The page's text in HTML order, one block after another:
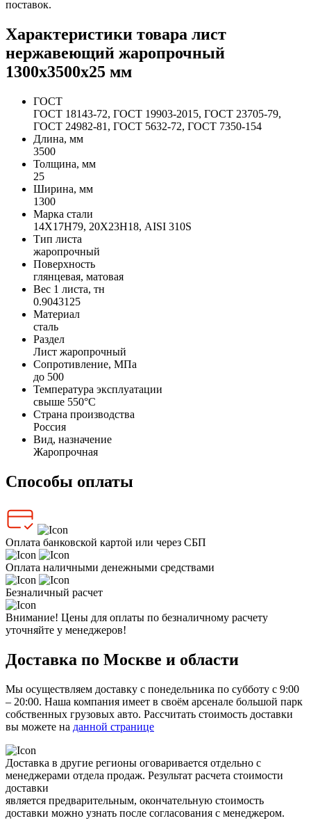
поставок.
Характеристики товара лист
нержавеющий жаропрочный
1300х3500х25 мм
ГОСТ
ГОСТ 18143-72, ГОСТ 19903-2015, ГОСТ 23705-79,
ГОСТ 24982-81, ГОСТ 5632-72, ГОСТ 7350-154
Длина, мм
3500
Толщина, мм
25
Ширина, мм
1300
Марка стали
14Х17Н79, 20Х23Н18, AISI 310S
Тип листа
жаропрочный
Поверхность
глянцевая, матовая
Вес 1 листа, тн
0.9043125
Материал
сталь
Раздел
Лист жаропрочный
Сопротивление, МПа
до 500
Температура эксплуатации
свыше 550°С
Страна производства
Россия
Вид, назначение
Жаропрочная
Способы оплаты
Оплата банковской картой или через СБП
Оплата наличными денежными средствами
Безналичный расчет
Внимание! Цены для оплаты по безналичному расчету
уточняйте у менеджеров!
Доставка по Москве и области
Мы осуществляем доставку с понедельника по субботу с 9:00
– 20:00. Наша компания имеет в своём арсенале большой парк
собственных грузовых авто. Рассчитать стоимость доставки
вы можете на данной странице
Доставка в другие регионы оговаривается отдельно с
менеджерами отдела продаж. Результат расчета стоимости
доставки
является предварительным, окончательную стоимость
доставки можно узнать после согласования с менеджером.